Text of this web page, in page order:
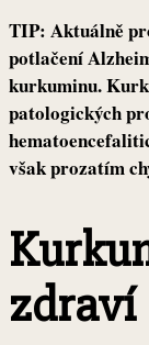
TIP: Aktuálně
potlačení
kurkuminu.
patologických
však prozatím
zdraví